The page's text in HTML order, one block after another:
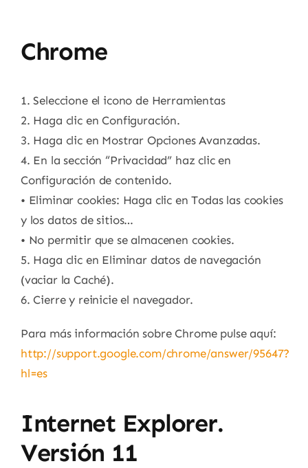
Chrome
1. Seleccione el icono de Herramientas
2. Haga clic en Configuración.
3. Haga clic en Mostrar Opciones Avanzadas.
4. En la sección “Privacidad” haz clic en
Configuración de contenido.
• Eliminar cookies: Haga clic en Todas las cookies
y los datos de sitios…
• No permitir que se almacenen cookies.
5. Haga clic en Eliminar datos de navegación
(vaciar la Caché).
6. Cierre y reinicie el navegador.
Para más información sobre Chrome pulse aquí:
http://support.google.com/chrome/answer/95647?
hl=es
Internet Explorer.
Versión 11